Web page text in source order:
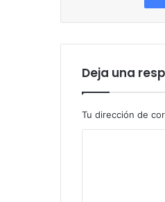
Deja una
Tu dirección de